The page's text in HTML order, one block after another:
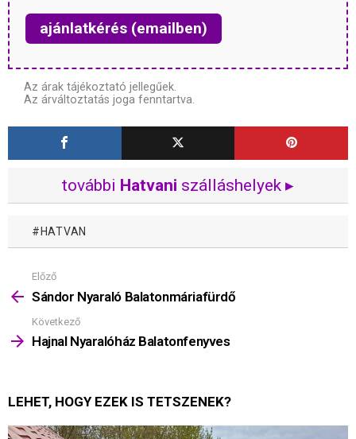
ajánlatkérés (emailben)
Az árak tájékoztató jellegűek.
Az árváltoztatás joga fenntartva.
további Hatvani szálláshelyek ▸
HATVAN
Mutass
többet
Előző
Sándor Nyaraló Balatonmáriafürdő
Következő
Hajnal Nyaralóház Balatonfenyves
LEHET, HOGY EZEK IS TETSZENEK?